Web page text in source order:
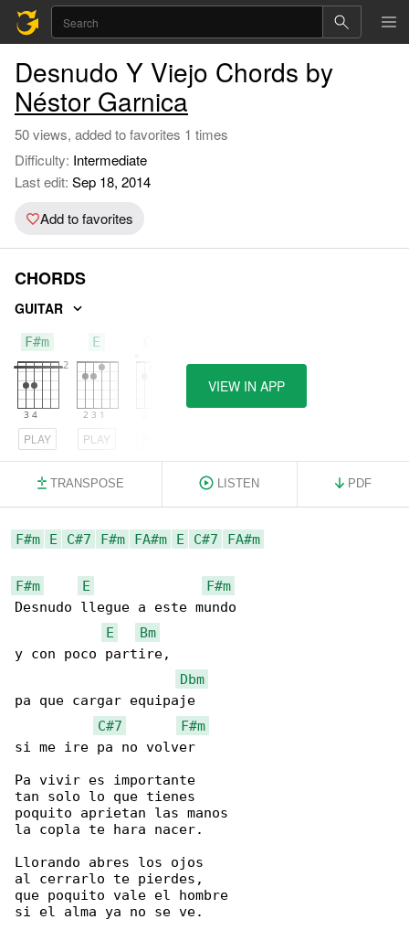
Desnudo Y Viejo Chords by
Néstor Garnica
50 views, added to favorites 1 times
Difficulty: Intermediate
Last edit: Sep 18, 2014
Add to favorites
CHORDS
GUITAR
F#m
PLAY
E
PLAY
VIEW IN APP
TRANSPOSE LISTEN PDF
F#m E C#7 F#m FA#m E C#7 FA#m
F#m E
F#m
Desnudo llegue a este mundo
E
Bm
y con poco partire,
Dbm
pa que cargar equipaje
C#7
F#m
si me ire pa no volver
Pa vivir es importante
tan solo lo que tienes
poquito aprietan las manos
la copla te hara nacer.
Llorando abres los ojos
al cerrarlo te pierdes,
que poquito vale el hombre
si el alma ya no se ve.